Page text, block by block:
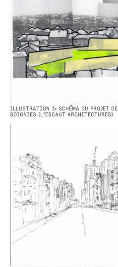
ILLUSTRATION 3: SCHÉMA DU PROJET DE
SOIGNIES (L’ESCAUT ARCHITECTURES)